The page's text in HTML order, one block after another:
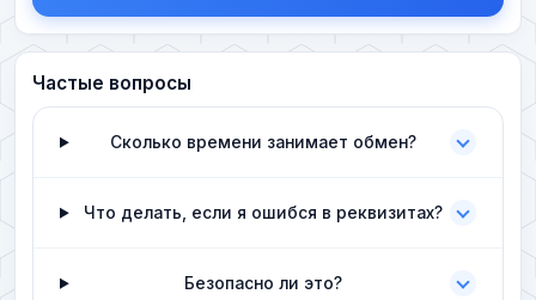
Частые вопросы
Сколько времени занимает обмен?
Что делать, если я ошибся в реквизитах?
Безопасно ли это?